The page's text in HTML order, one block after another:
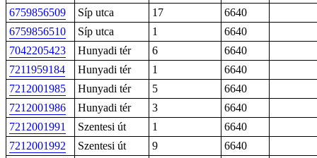
6759856509 Síp utca 17
6640
6759856510
Síp utca 1
6640
7042205423
Hunyadi tér 6
6640
7211959184
Hunyadi tér 1
6640
7212001985
Hunyadi tér 5
6640
7212001986
Hunyadi tér 3
6640
7212001991
Szentesi út 1
6640
7212001992
Szentesi út 9
6640